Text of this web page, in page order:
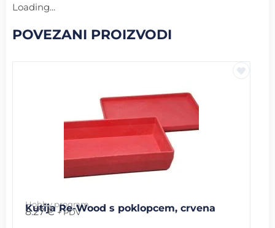
Loading...
POVEZANI PROIZVODI
Hobby program
Kutija Re-Wood s poklopcem, crvena
8.27€ + PDV